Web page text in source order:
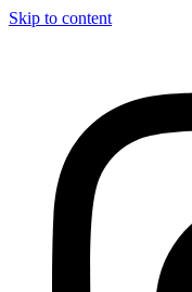
Skip to content